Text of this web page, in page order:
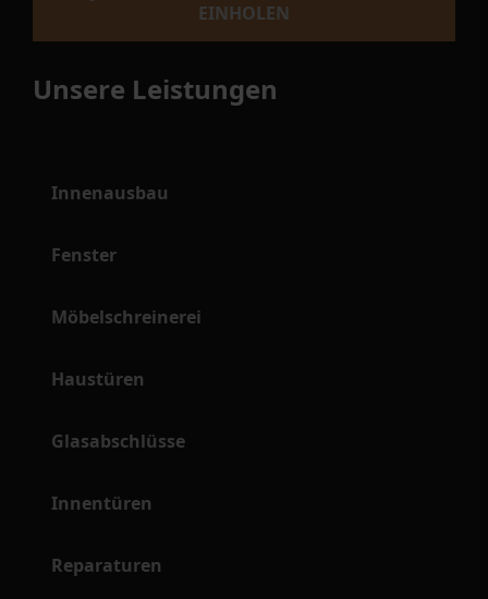
EINHOLEN
Unsere Leistungen
Innenausbau
Fenster
Möbelschreinerei
Haustüren
Glasabschlüsse
Innentüren
Reparaturen